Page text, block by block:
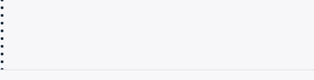
会社案内